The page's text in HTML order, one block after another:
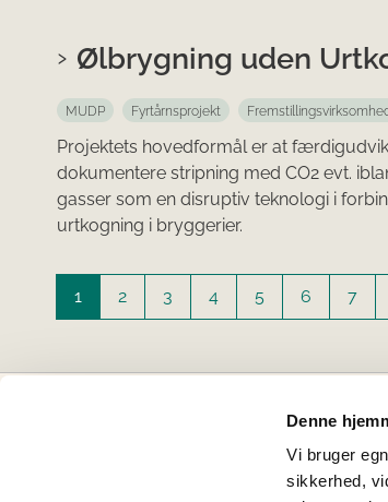
Denne
Vi bruger
sikkerhed,
Ølbrygning uden
MUDP Fyrtårnsprojekt
Projektets hovedformål er at
dokumentere stripning med CO2 evt.
gasser som en disruptiv teknologi i
urtkogning i bryggerier.
1 2 3 4 5 6 7